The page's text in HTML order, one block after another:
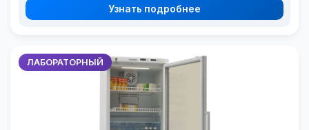
Узнать подробнее
ЛАБОРАТОРНЫЙ